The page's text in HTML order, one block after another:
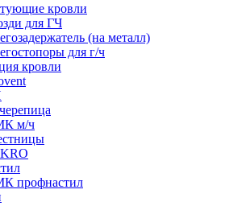
кровли
для ГЧ
(на металл)
для г/ч
кровли
м/ч
профнастил